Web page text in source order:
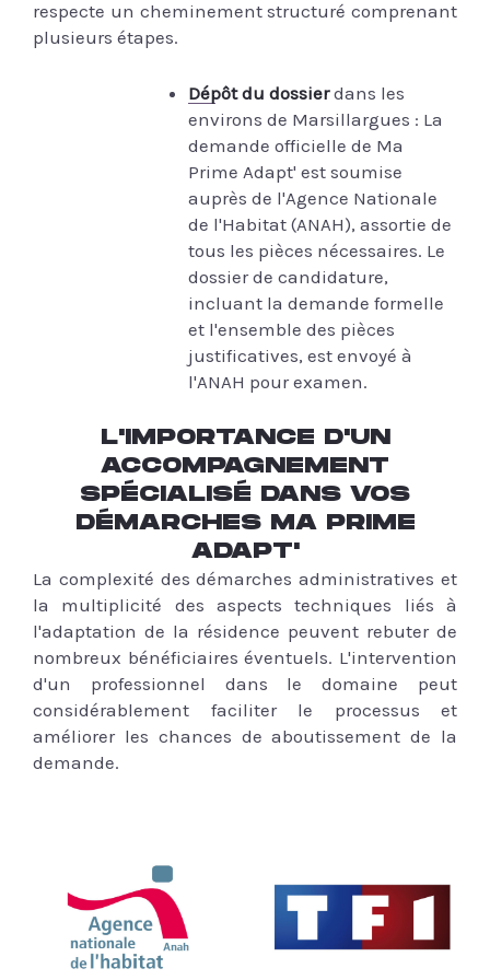
respecte un cheminement structuré comprenant
plusieurs étapes.
Dépôt du dossierdans les
environs de Marsillargues : La
demande officielle de Ma
Prime Adapt' est soumise
auprès de l'Agence Nationale
de l'Habitat (ANAH), assortie de
tous les pièces nécessaires. Le
dossier de candidature,
incluant la demande formelle
et l'ensemble des pièces
justificatives, est envoyé à
l'ANAH pour examen.
L'IMPORTANCE D'UN
ACCOMPAGNEMENT
SPÉCIALISÉ DANS VOS
DÉMARCHES MA PRIME
ADAPT'
La complexité des démarches administratives et
la multiplicité des aspects techniques liés à
l'adaptation de la résidence peuvent rebuter de
nombreux bénéficiaires éventuels. L'intervention
d'un professionnel dans le domaine peut
considérablement faciliter le processus et
améliorer les chances de aboutissement de la
demande.